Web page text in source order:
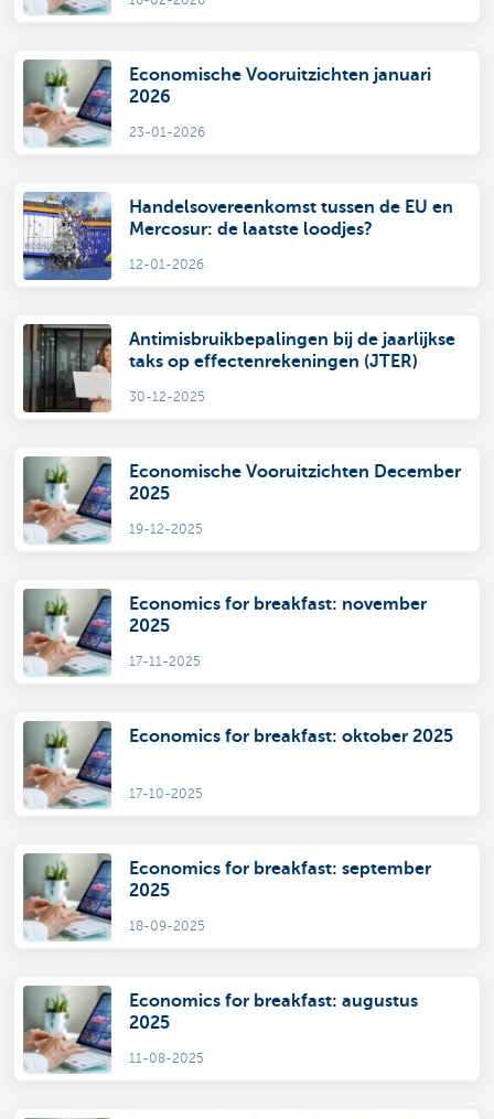
Economische Vooruitzichten januari
2026
23-01-2026
Handelsovereenkomst tussen de EU en
Mercosur: de laatste loodjes?
12-01-2026
Antimisbruikbepalingen bij de jaarlijkse
taks op effectenrekeningen (JTER)
30-12-2025
Economische Vooruitzichten December
2025
19-12-2025
Economics for breakfast: november
2025
17-11-2025
Economics for breakfast: oktober 2025
17-10-2025
Economics for breakfast: september
2025
18-09-2025
Economics for breakfast: augustus
2025
11-08-2025